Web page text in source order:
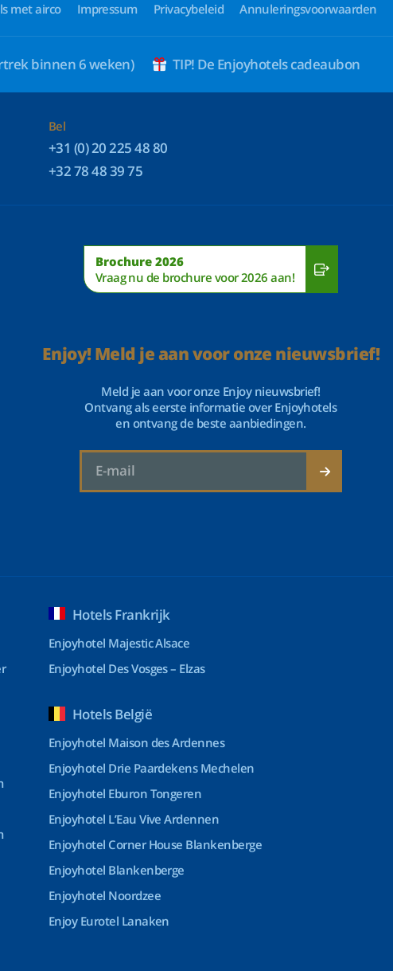
met airco Impressum Privacybeleid Annuleringsvoorwaarden
binnen 6 weken) TIP! De Enjoyhotels cadeaubon
Bel
+31 (0) 20 225 48 80
+32 78 48 39 75
Brochure 2026
Vraag nu de brochure voor 2026 aan!
Enjoy! Meld je aan voor onze nieuwsbrief!
Meld je aan voor onze Enjoy nieuwsbrief!
Ontvang als eerste informatie over Enjoyhotels
en ontvang de beste aanbiedingen.
Hotels Frankrijk
Enjoyhotel Majestic Alsace
Enjoyhotel Des Vosges – Elzas
Hotels België
Enjoyhotel Maison des Ardennes
Enjoyhotel Drie Paardekens Mechelen
Enjoyhotel Eburon Tongeren
Enjoyhotel L’Eau Vive Ardennen
Enjoyhotel Corner House Blankenberge
Enjoyhotel Blankenberge
Enjoyhotel Noordzee
Enjoy Eurotel Lanaken